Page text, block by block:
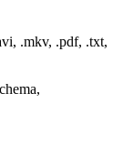
.mkv, .pdf, .txt,